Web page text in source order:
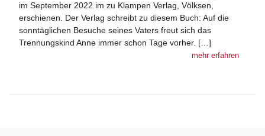
im September 2022 im zu Klampen Verlag, Völksen,
erschienen. Der Verlag schreibt zu diesem Buch: Auf die
sonntäglichen Besuche seines Vaters freut sich das
Trennungskind Anne immer schon Tage vorher. […]
mehr erfahren